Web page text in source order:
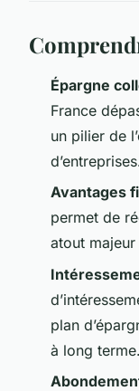
Épargne
France
un pilier de
Avantages
permet de
atout
plan
à long terme.